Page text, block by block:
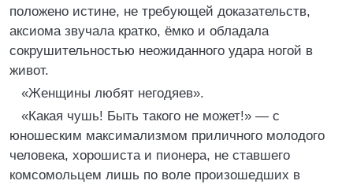
положено истине, не требующей доказательств,
аксиома звучала кратко, ёмко и обладала
сокрушительностью неожиданного удара ногой в
живот.
«Женщины любят негодяев».
«Какая чушь! Быть такого не может!» — с
юношеским максимализмом приличного молодого
человека, хорошиста и пионера, не ставшего
комсомольцем лишь по воле произошедших в